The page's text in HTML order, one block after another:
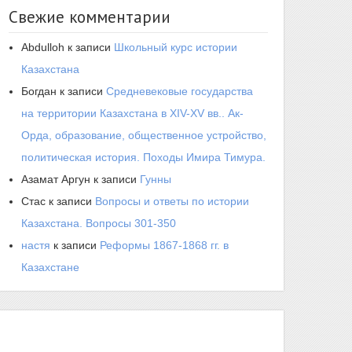
Свежие комментарии
Abdulloh к записи Школьный курс истории
Казахстана
Богдан к записи Средневековые государства
на территории Казахстана в XIV-XV вв.. Ак-
Орда, образование, общественное устройство,
политическая история. Походы Имира Тимура.
Азамат Аргун к записи Гунны
Стас к записи Вопросы и ответы по истории
Казахстана. Вопросы 301-350
настя к записи Реформы 1867-1868 гг. в
Казахстане